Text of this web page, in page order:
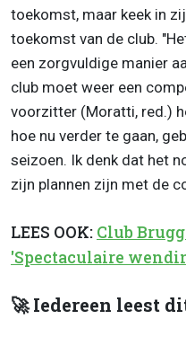
toekomst, maar keek in
toekomst van de club.
een zorgvuldige manier
club moet weer een
voorzitter (Moratti, red.)
hoe nu verder te gaan,
seizoen. Ik denk dat het
zijn plannen zijn met de
LEES OOK: Club
'Spectaculaire
🚀 Iedereen leest